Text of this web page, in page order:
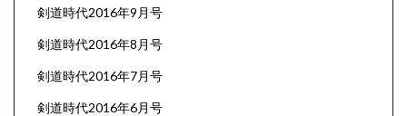
剣道時代2016年9月号
剣道時代2016年8月号
剣道時代2016年7月号
剣道時代2016年6月号